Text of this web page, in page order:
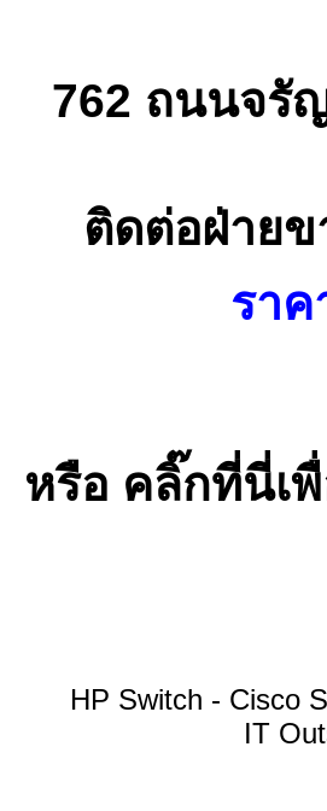
762 ถนนจรั
ติดต่อฝ่ายข
รา
หรือ คลิ๊กที่นี่เ
HP Switch - Cisco
IT